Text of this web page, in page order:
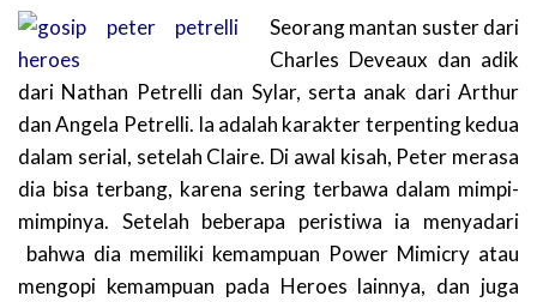
Seorang mantan suster dari
Charles Deveaux dan adik
dari Nathan Petrelli dan Sylar, serta anak dari Arthur
dan Angela Petrelli. Ia adalah karakter terpenting kedua
dalam serial, setelah Claire. Di awal kisah, Peter merasa
dia bisa terbang, karena sering terbawa dalam mimpi-
mimpinya. Setelah beberapa peristiwa ia menyadari
bahwa dia memiliki kemampuan Power Mimicry atau
mengopi kemampuan pada Heroes lainnya, dan juga